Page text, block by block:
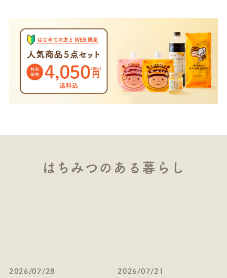
はちみつのある暮らし
2026/07/28 2026/07/21